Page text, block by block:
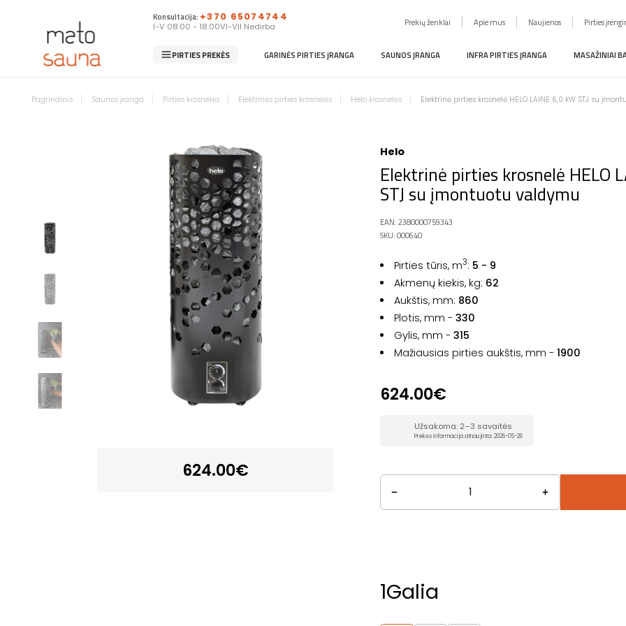
Konsultacija: +370 65074744
I-V 08:00 - 18:00VI-VII Nedirba Prekių ženklai Apie mus Naujienos Pirties
PIRTIES PREKĖS GARINĖS PIRTIES ĮRANGA SAUNOS ĮRANGA INFRA PIRTIES ĮRANGA MASAŽINIAI
Pagrindinis Saunos įranga Pirties krosnelės Elektrinės pirties krosnelės Helo krosnelės Elektrinė pirties krosnelė HELO LAINE 6,0 kW STJ su
624.00€
Helo
Elektrinė pirties krosnelė HELO
STJ su įmontuotu valdymu
EAN: 2380000759343
SKU: 000640
Pirties tūris, m3: 5 - 9
Akmenų kiekis, kg: 62
Aukštis, mm: 860
Plotis, mm - 330
Gylis, mm - 315
Mažiausias pirties aukštis, mm - 1900
624.00€
Užsakoma: 2–3 savaitės
Prekės informacija atnaujinta: 2026-05-26
1Galia